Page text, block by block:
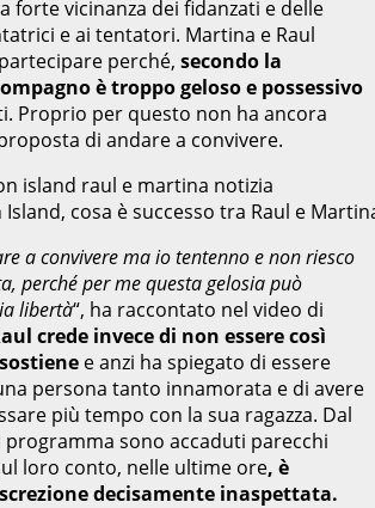
forte vicinanza dei fidanzati e delle
e ai tentatori. Martina e Raul
perché, secondo la
è troppo geloso e possessivo
Proprio per questo non ha ancora
di andare a convivere.
cosa è successo tra Raul e
a convivere ma io tentenno e non riesco
perché per me questa gelosia può
libertà“, ha raccontato nel video di
crede invece di non essere così
e anzi ha spiegato di essere
persona tanto innamorata e di avere
più tempo con la sua ragazza. Dal
sono accaduti parecchi
loro conto, nelle ultime ore, è
decisamente inaspettata.